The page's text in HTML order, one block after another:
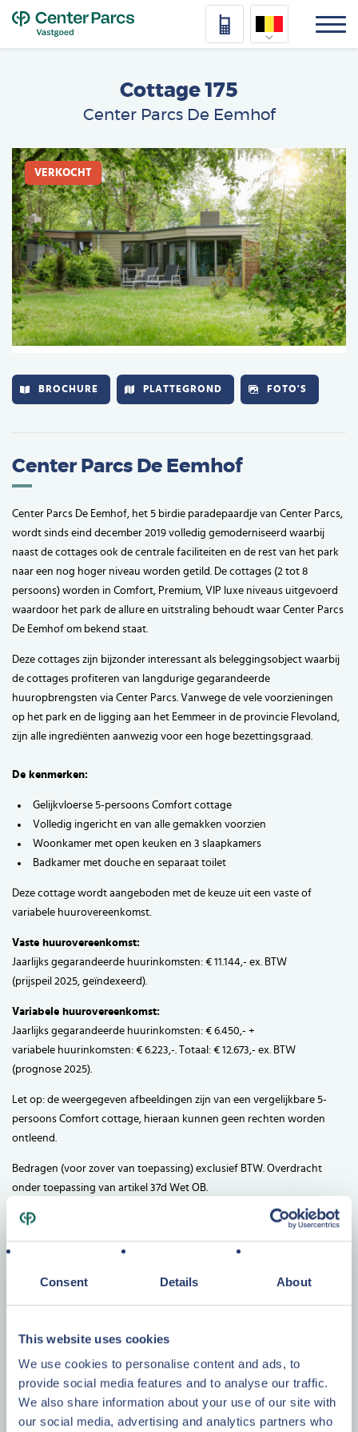
Consent Details About
This website uses cookies
We use cookies to personalise content and ads, to
provide social media features and to analyse our traffic.
We also share information about your use of our site with
our social media, advertising and analytics partners who
Deutsch
Vlaams
Cottage 175
Center Parcs De Eemhof
VERKOCHT
Afbeelding
BROCHURE PLATTEGROND FOTO'S
Center Parcs De Eemhof
Center Parcs De Eemhof, het 5 birdie paradepaardje van Center Parcs,
wordt sinds eind december 2019 volledig gemoderniseerd waarbij
naast de cottages ook de centrale faciliteiten en de rest van het park
naar een nog hoger niveau worden getild. De cottages (2 tot 8
persoons) worden in Comfort, Premium, VIP luxe niveaus uitgevoerd
waardoor het park de allure en uitstraling behoudt waar Center Parcs
De Eemhof om bekend staat.
Deze cottages zijn bijzonder interessant als beleggingsobject waarbij
de cottages profiteren van langdurige gegarandeerde
huuropbrengsten via Center Parcs. Vanwege de vele voorzieningen
op het park en de ligging aan het Eemmeer in de provincie Flevoland,
zijn alle ingrediënten aanwezig voor een hoge bezettingsgraad.
De kenmerken:
Gelijkvloerse 5-persoons Comfort cottage
Volledig ingericht en van alle gemakken voorzien
Woonkamer met open keuken en 3 slaapkamers
Badkamer met douche en separaat toilet
Deze cottage wordt aangeboden met de keuze uit een vaste of
variabele huurovereenkomst.
Vaste huurovereenkomst:
Jaarlijks gegarandeerde huurinkomsten: € 11.144,- ex. BTW
(prijspeil 2025, geïndexeerd).
Variabele huurovereenkomst:
Jaarlijks gegarandeerde huurinkomsten: € 6.450,- +
variabele huurinkomsten: € 6.223,-. Totaal: € 12.673,- ex. BTW
(prognose 2025).
Let op: de weergegeven afbeeldingen zijn van een vergelijkbare 5-
persoons Comfort cottage, hieraan kunnen geen rechten worden
ontleend.
Bedragen (voor zover van toepassing) exclusief BTW. Overdracht
onder toepassing van artikel 37d Wet OB.
€ 228.000,-
Specificaties